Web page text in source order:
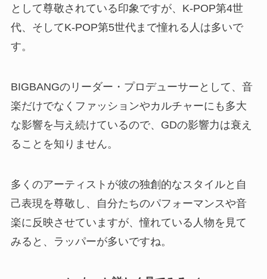
として尊敬されている印象ですが、K-POP第4世
代、そしてK-POP第5世代まで憧れる人は多いで
す。
BIGBANGのリーダー・プロデューサーとして、音
楽だけでなくファッションやカルチャーにも多大
な影響を与え続けているので、GDの影響力は衰え
ることを知りません。
多くのアーティストが彼の独創的なスタイルと自
己表現を尊敬し、自分たちのパフォーマンスや音
楽に反映させていますが、憧れている人物を見て
みると、ラッパーが多いですね。